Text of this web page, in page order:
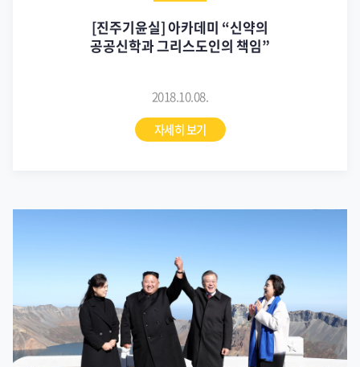
[진주기윤실] 아카데미 “신약의
공공신학과 그리스도인의 책임”
2018.10.08.
자세히 보기